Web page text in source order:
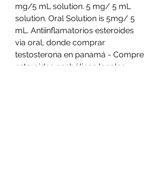
mg/5 mL solution. 5 mg/ 5 mL
solution. Oral Solution is 5mg/ 5
mL. Antiinflamatorios esteroides
via oral, donde comprar
testosterona en panamá - Compre
esteroides anabólicos legales